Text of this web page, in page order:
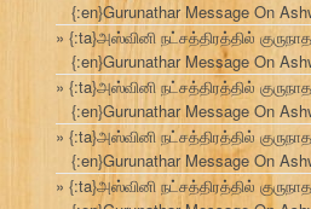
{:en}Gurunathar Message On
{:ta}அஸ்வினி நட்சத்திரத்தில்
{:en}Gurunathar Message On
{:ta}அஸ்வினி நட்சத்திரத்தில்
{:en}Gurunathar Message On
{:ta}அஸ்வினி நட்சத்திரத்தில்
{:en}Gurunathar Message On
{:ta}அஸ்வினி நட்சத்திரத்தில்